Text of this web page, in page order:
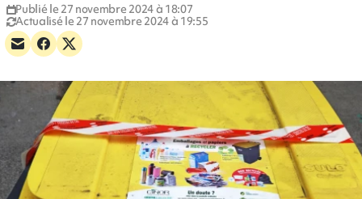
Publié le 27 novembre 2024 à 18:07
Actualisé le 27 novembre 2024 à 19:55